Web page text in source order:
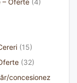
(15)
(32)
concesionez